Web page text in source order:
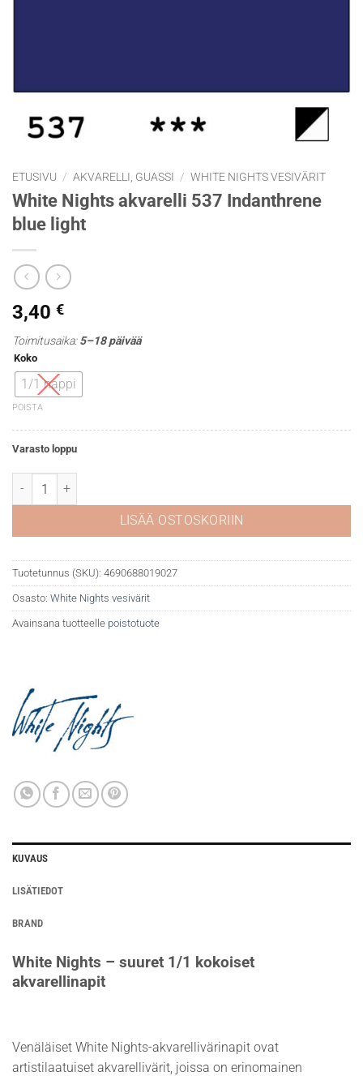
ETUSIVU / AKVARELLI, GUASSI / WHITE NIGHTS VESIVÄRIT
White Nights akvarelli 537 Indanthrene
blue light
3,40 €
Toimitusaika:5–18 päivää
Koko
1/1 nappi
POISTA
Varasto loppu
White Nights akvarelli 537 Indanthrene blue light määrä
LISÄÄ OSTOSKORIIN
Tuotetunnus (SKU): 4690688019027
Osasto: White Nights vesivärit
Avainsana tuotteelle poistotuote
KUVAUS
LISÄTIEDOT
BRAND
White Nights – suuret 1/1 kokoiset
akvarellinapit
Venäläiset White Nights-akvarellivärinapit ovat
artistilaatuiset akvarellivärit, joissa on erinomainen